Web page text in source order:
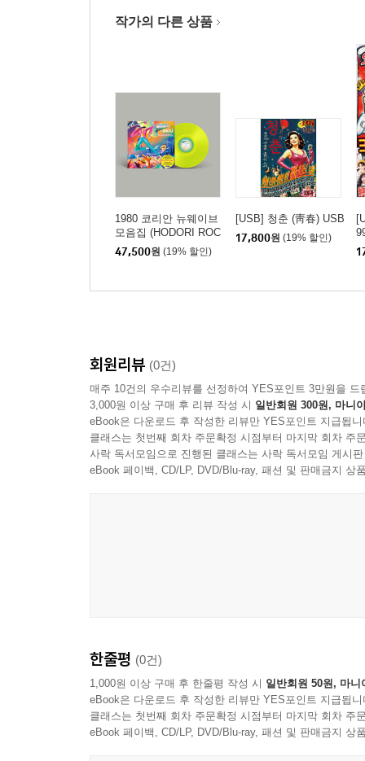
작가의 다른 상품
1980 코리안 뉴웨이브
모음집 (HODORI ROC
KS: Uncanny New Wa
ve Sound from the 88
로우 컬러 LP]
47,500원 (19% 할인)
[USB] 청춘 (靑春) USB
17,800원 (19% 할인)
회원리뷰 (0건)
매주 10건의 우수리뷰를 선정하여 YES포인트 3만원을 드
3,000원 이상 구매 후 리뷰 작성 시 일반회원 300원, 마니
eBook은 다운로드 후 작성한 리뷰만 YES포인트 지급됩니
클래스는 첫번째 회차 주문확정 시점부터 마지막 회차 주
사락 독서모임으로 진행된 클래스는 사락 독서모임 게시
eBook 페이백, CD/LP, DVD/Blu-ray, 패션 및 판매금지 상
한줄평 (0건)
1,000원 이상 구매 후 한줄평 작성 시 일반회원 50원, 마니
eBook은 다운로드 후 작성한 리뷰만 YES포인트 지급됩니
클래스는 첫번째 회차 주문확정 시점부터 마지막 회차 주
eBook 페이백, CD/LP, DVD/Blu-ray, 패션 및 판매금지 상